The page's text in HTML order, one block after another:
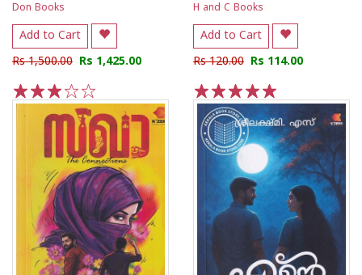
Don Books
Add to Cart
Rs 1,500.00 Rs 1,425.00
5
4
3
2
1
H and C Books
Add to Cart
Rs 120.00 Rs 114.00
5
4
3
2
1